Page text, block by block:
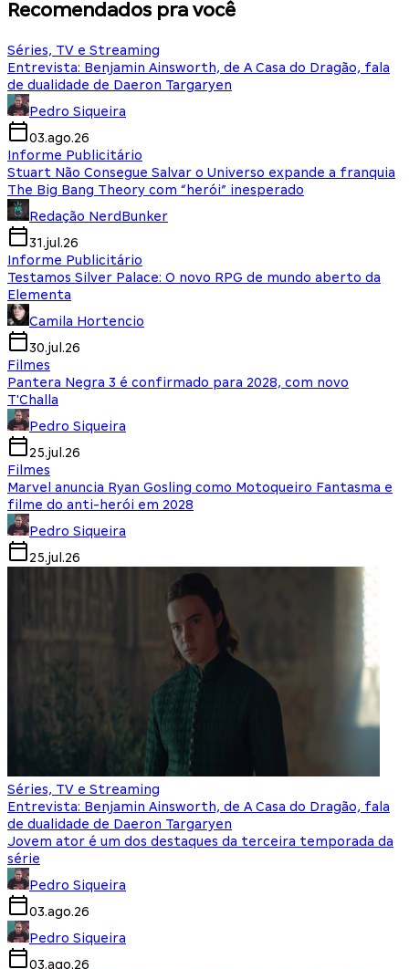
Recomendados pra você
Séries, TV e Streaming
Entrevista: Benjamin Ainsworth, de A Casa do Dragão, fala
de dualidade de Daeron Targaryen
Pedro Siqueira
03.ago.26
Informe Publicitário
Stuart Não Consegue Salvar o Universo expande a franquia
The Big Bang Theory com “herói” inesperado
Redação NerdBunker
31.jul.26
Informe Publicitário
Testamos Silver Palace: O novo RPG de mundo aberto da
Elementa
Camila Hortencio
30.jul.26
Filmes
Pantera Negra 3 é confirmado para 2028, com novo
T'Challa
Pedro Siqueira
25.jul.26
Filmes
Marvel anuncia Ryan Gosling como Motoqueiro Fantasma e
filme do anti-herói em 2028
Pedro Siqueira
25.jul.26
Séries, TV e Streaming
Entrevista: Benjamin Ainsworth, de A Casa do Dragão, fala
de dualidade de Daeron Targaryen
Jovem ator é um dos destaques da terceira temporada da
série
Pedro Siqueira
03.ago.26
Pedro Siqueira
03.ago.26